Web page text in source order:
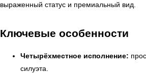
выраженный статус и премиальный вид.
Ключевые особенности
Четырёхместное исполнение:
силуэта.